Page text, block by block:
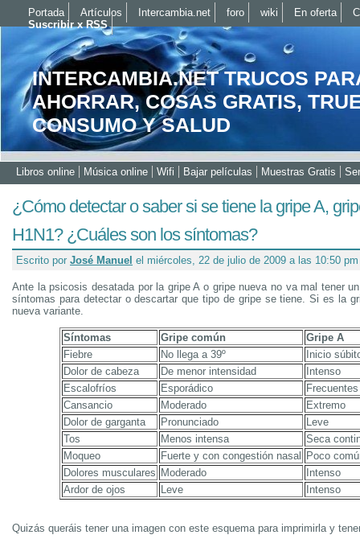
INTERCAMBIA.NET TRUCOS
AHORRAR, COSAS GRATIS,
CONSUMO Y SALUD
Libros online Música online Wifi Bajar películas Muestras Gratis
¿Cómo detectar o saber si se tiene la gripe A,
H1N1? ¿Cuáles son los síntomas?
Escrito por José Manuel el miércoles, 22 de julio de 2009 a las 10:50 pm
Ante la psicosis desatada por la gripe A o gripe nueva no va mal tener
síntomas para detectar o descartar que tipo de gripe se tiene. Si es la
nueva variante.
Síntomas Gripe común
Gripe A
Fiebre
No llega a 39º
Inicio
Dolor de cabeza
De menor intensidad
Intenso
Escalofríos
Esporádico
Frecuentes
Cansancio
Moderado
Extremo
Dolor de garganta
Pronunciado
Leve
Tos
Menos intensa
Seca
Moqueo
Fuerte y con congestión nasal
Poco
Dolores musculares Moderado
Intenso
Ardor de ojos
Leve Intenso
Quizás queráis tener una imagen con este esquema para imprimirla y
Portada Artículos Intercambia.net foro wiki En oferta
Suscribir x RSS